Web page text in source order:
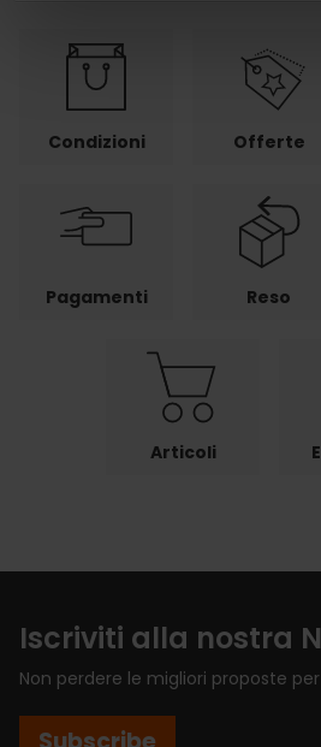
Condizioni Offerte
Pagamenti Reso
Articoli
Iscriviti alla nostra
Non perdere le migliori proposte